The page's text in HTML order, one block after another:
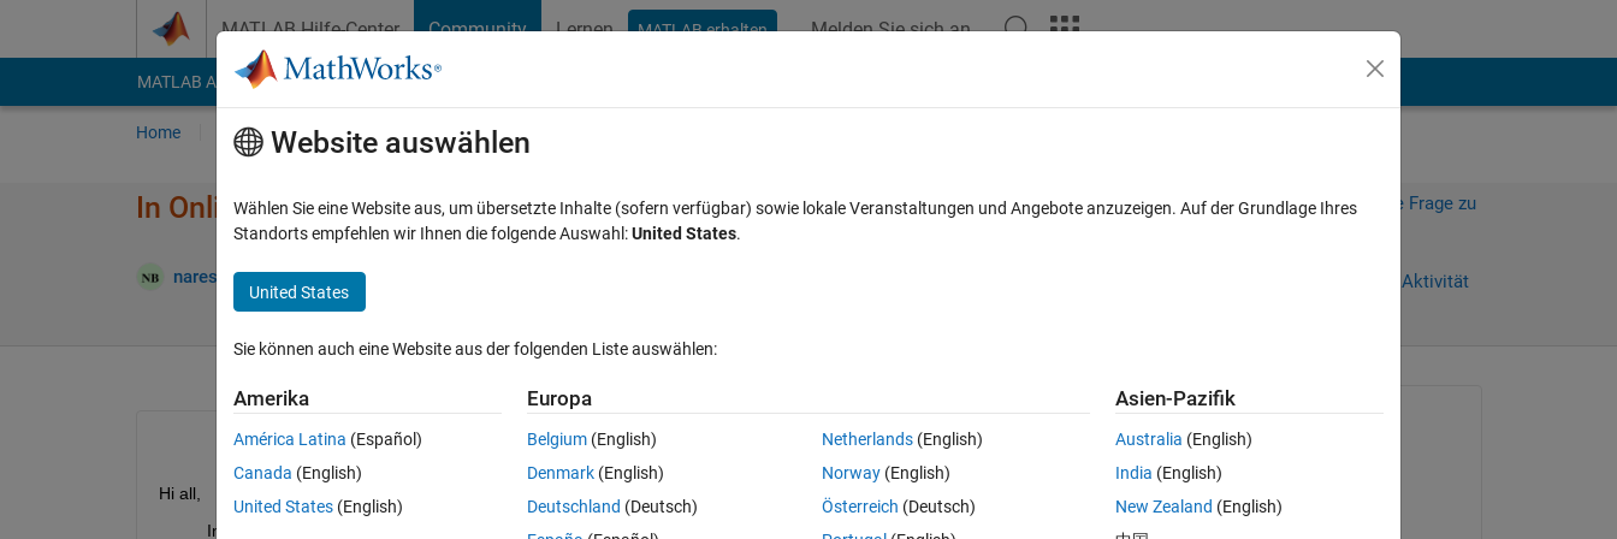
MATLAB Hilfe-Center Community Lernen MATLAB erhalten Melden Sie sich an
MATLAB Answers File Exchange Cody
Home Fragen Antworten Durchsuchen
In Online Matlab under App menu, Signal Analyzer not working?
naresh bhimchand 7 Feb. 2021
Melden Sie sich an, um diese Frage zu
Anmelden, um Aktivität
0 Stimmen
Hi all,
          In my online Matlab logon i tried to search for signal Analyzer app as i have some signal processing work but i cant
naresh bhimchand
am 7 Feb. 2021
Website auswählen
Wählen Sie eine Website aus, um übersetzte Inhalte (sofern verfügbar) sowie lokale Veranstaltungen und Angebote anzuzeigen. Auf der Grundlage Ihres
Standorts empfehlen wir Ihnen die folgende Auswahl:United States.
United States
Sie können auch eine Website aus der folgenden Liste auswählen:
Amerika
América Latina (Español)
Canada (English)
United States (English)
Europa
Belgium (English)
Denmark (English)
Deutschland (Deutsch)
Netherlands(English)
Norway(English)
Österreich (Deutsch)
Asien-Pazifik
Australia (English)
India (English)
New Zealand (English)